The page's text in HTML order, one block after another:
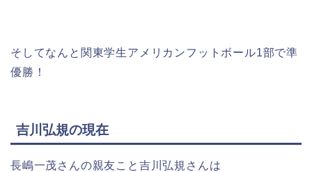
そしてなんと関東学生アメリカンフットボール1部で準
優勝！
吉川弘規の現在
長嶋一茂さんの親友こと吉川弘規さんは